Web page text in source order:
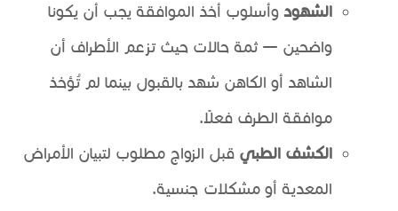
الشهود وأسلوب أخذ الموافقة يجب أن يكونا
واضحين — ثمة حالات حيث تزعم الأطراف أن
الشاهد أو الكاهن شهد بالقبول بينما لم تُؤخذ
موافقة الطرف فعلًا.
الكشف الطبي قبل الزواج مطلوب لتبيان الأمراض
المعدية أو مشكلات جنسية.